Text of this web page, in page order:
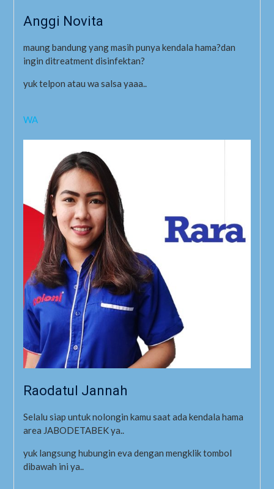
Anggi Novita
maung bandung yang masih punya kendala hama?dan
ingin ditreatment disinfektan?
yuk telpon atau wa salsa yaaa..
WA
Raodatul Jannah
Selalu siap untuk nolongin kamu saat ada kendala hama
area JABODETABEK ya..
yuk langsung hubungin eva dengan mengklik tombol
dibawah ini ya..